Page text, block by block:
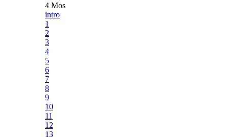
4 Mos
intro
1
2
3
4
5
6
7
8
9
10
11
12
13